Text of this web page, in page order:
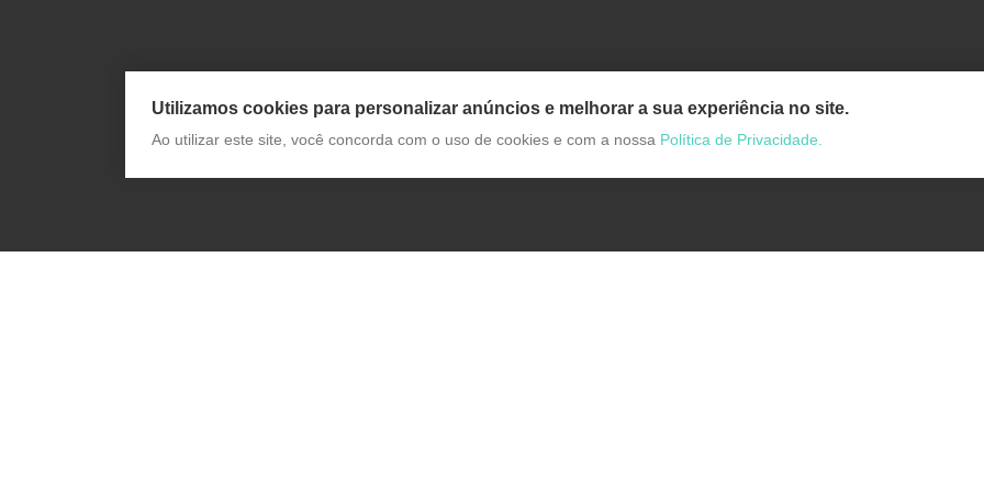
Utilizamos cookies para personalizar anúncios e melhorar a sua experiência no site.
Ao utilizar este site, você concorda com o uso de cookies e com a nossa Política de Privacidade.